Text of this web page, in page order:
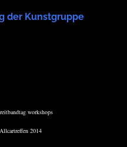
der Kunstgruppe
workshops
2014